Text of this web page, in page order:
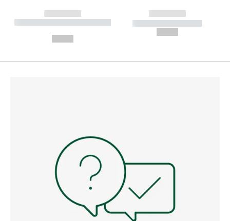
------------
----------- ----------- --------
------------
----------- -----------